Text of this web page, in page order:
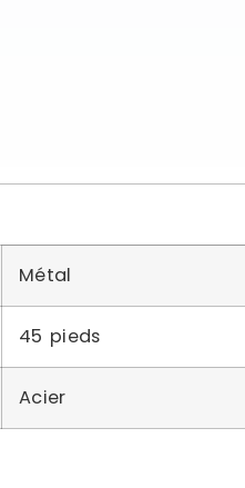
Métal
45 pieds
Acier